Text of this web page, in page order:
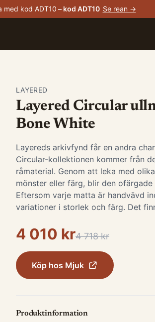
med kod ADT10 – kod ADT10 Se rean →
LAYERED
Layered Circular
Bone White
Layereds arkivfynd får en andra
Circular-kollektionen kommer från
råmaterial. Genom att leka med
mönster eller färg, blir den
Eftersom varje matta är handvävd
variationer i storlek och färg. Det
4 010 kr4 718 kr
Köp hos Mjuk
Produktinformation